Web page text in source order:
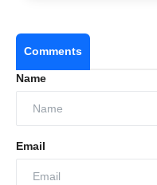
Comments
Name
Email